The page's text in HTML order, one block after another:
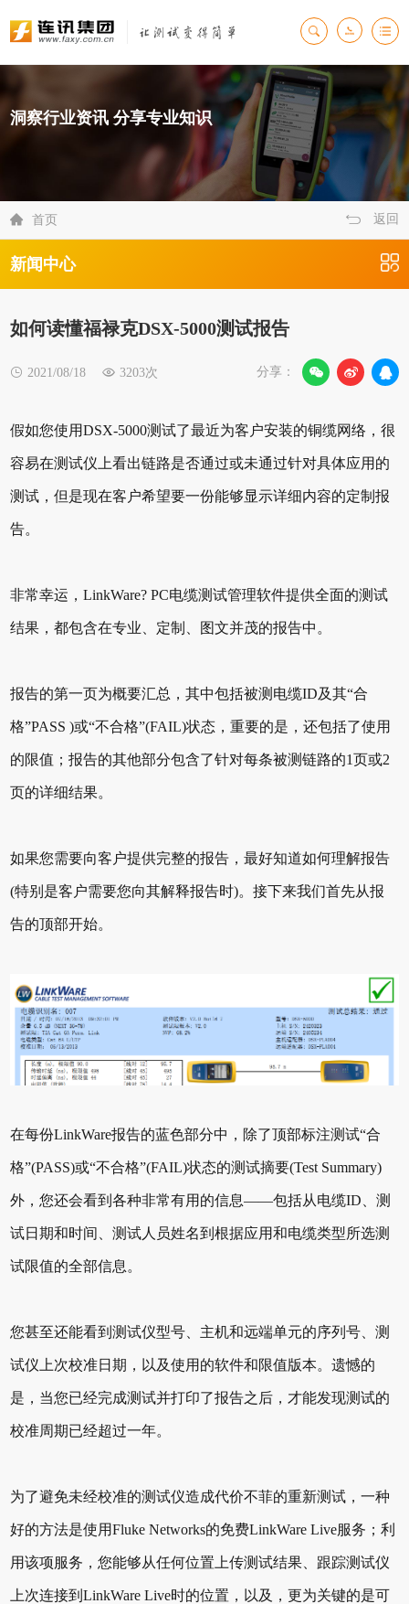
洞察行业资讯 分享专业知识
 首页 返回
新闻中心
如何读懂福禄克DSX-5000测试报告
 2021/08/18  3203次 分享：
假如您使用DSX-5000测试了最近为客户安装的铜缆网络，很
容易在测试仪上看出链路是否通过或未通过针对具体应用的
测试，但是现在客户希望要一份能够显示详细内容的定制报
告。
非常幸运，LinkWare? PC电缆测试管理软件提供全面的测试
结果，都包含在专业、定制、图文并茂的报告中。
报告的第一页为概要汇总，其中包括被测电缆ID及其“合
格”PASS )或“不合格”(FAIL)状态，重要的是，还包括了使用
的限值；报告的其他部分包含了针对每条被测链路的1页或2
页的详细结果。
如果您需要向客户提供完整的报告，最好知道如何理解报告
(特别是客户需要您向其解释报告时)。接下来我们首先从报
告的顶部开始。
在每份LinkWare报告的蓝色部分中，除了顶部标注测试“合
格”(PASS)或“不合格”(FAIL)状态的测试摘要(Test Summary)
外，您还会看到各种非常有用的信息——包括从电缆ID、测
试日期和时间、测试人员姓名到根据应用和电缆类型所选测
试限值的全部信息。
您甚至还能看到测试仪型号、主机和远端单元的序列号、测
试仪上次校准日期，以及使用的软件和限值版本。遗憾的
是，当您已经完成测试并打印了报告之后，才能发现测试的
校准周期已经超过一年。
为了避免未经校准的测试仪造成代价不菲的重新测试，一种
好的方法是使用Fluke Networks的免费LinkWare Live服务；利
用该项服务，您能够从任何位置上传测试结果、跟踪测试仪
上次连接到LinkWare Live时的位置，以及，更为关键的是可